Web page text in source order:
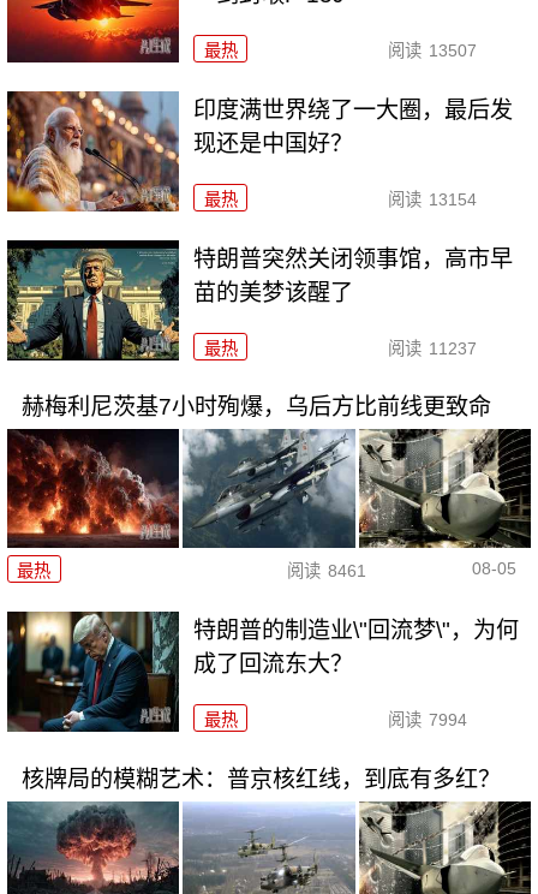
最热 阅读 13507
印度满世界绕了一大圈，最后发
现还是中国好？
最热 阅读 13154
特朗普突然关闭领事馆，高市早
苗的美梦该醒了
最热 阅读 11237
赫梅利尼茨基7小时殉爆，乌后方比前线更致命
最热 阅读 8461 08-05
特朗普的制造业\"回流梦\"，为何
成了回流东大？
最热 阅读 7994
核牌局的模糊艺术：普京核红线，到底有多红？